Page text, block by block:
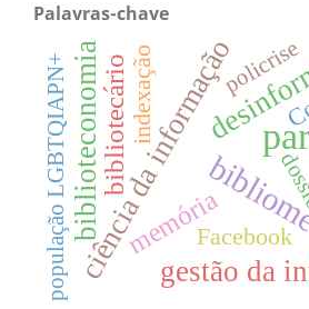
Palavras-chave
ciência da informação
biblioteconomia
gestão da
bibliotecário
memóriaFacebook
indexação policrise
população LGBTQIAPN+